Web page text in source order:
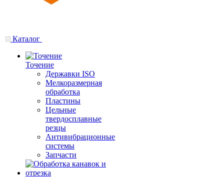
Каталог
Точение
Державки ISO
Мелкоразмерная
обработка
Пластины
Цельные
твердосплавные
резцы
Антивибрационные
системы
Запчасти